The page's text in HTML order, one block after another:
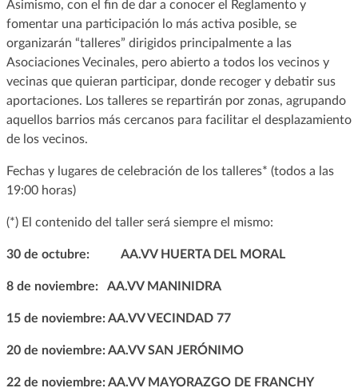
Asimismo, con el fin de dar a conocer el Reglamento y
fomentar una participación lo más activa posible, se
organizarán “talleres” dirigidos principalmente a las
Asociaciones Vecinales, pero abierto a todos los vecinos y
vecinas que quieran participar, donde recoger y debatir sus
aportaciones. Los talleres se repartirán por zonas, agrupando
aquellos barrios más cercanos para facilitar el desplazamiento
de los vecinos.
Fechas y lugares de celebración de los talleres* (todos a las
19:00 horas)
(*) El contenido del taller será siempre el mismo:
30 de octubre: AA.VV HUERTA DEL MORAL
8 de noviembre: AA.VV MANINIDRA
15 de noviembre: AA.VV VECINDAD 77
20 de noviembre: AA.VV SAN JERÓNIMO
22 de noviembre: AA.VV MAYORAZGO DE FRANCHY